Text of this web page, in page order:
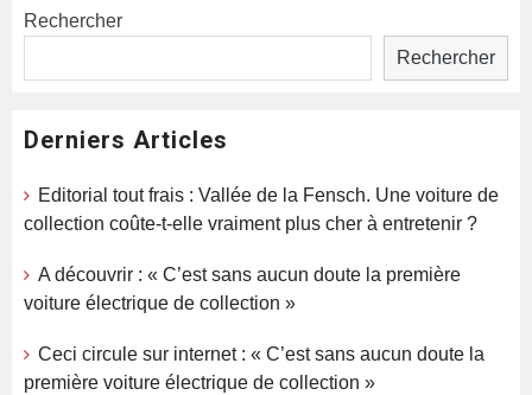
Rechercher
Rechercher
Derniers Articles
Editorial tout frais : Vallée de la Fensch. Une voiture de
collection coûte-t-elle vraiment plus cher à entretenir ?
A découvrir : « C’est sans aucun doute la première
voiture électrique de collection »
Ceci circule sur internet : « C’est sans aucun doute la
première voiture électrique de collection »